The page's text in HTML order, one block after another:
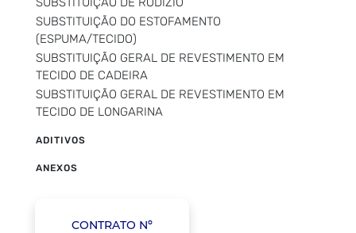
SUBSTITUIÇÃO DO ESTOFAMENTO
(ESPUMA/TECIDO)
SUBSTITUIÇÃO GERAL DE REVESTIMENTO EM
TECIDO DE CADEIRA
SUBSTITUIÇÃO GERAL DE REVESTIMENTO EM
TECIDO DE LONGARINA
ADITIVOS
ANEXOS
CONTRATO Nº